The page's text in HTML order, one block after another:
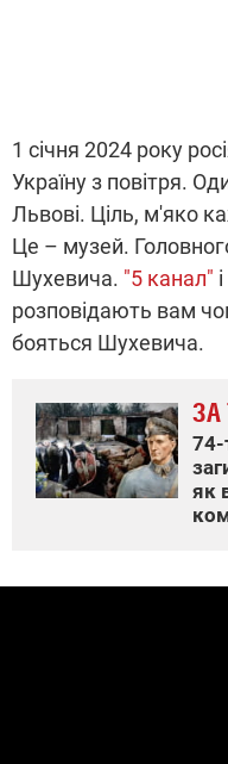
1 січня 2024 року
Україну з повітря.
Львові. Ціль, м'яко
Це – музей.
Шухевича. "5 канал" і
розповідають вам
бояться Шухевича.
74-
як